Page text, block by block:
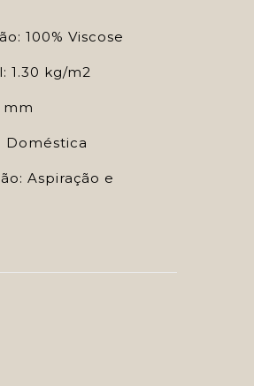
100% Viscose
1.30 kg/m2
mm
Doméstica
Aspiração e